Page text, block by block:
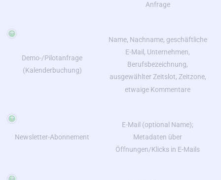
Anfrage
Demo-/Pilotanfrage
(Kalenderbuchung)
Name, Nachname, geschäftliche
E-Mail, Unternehmen,
Berufsbezeichnung,
ausgewählter Zeitslot, Zeitzone,
etwaige Kommentare
Newsletter-Abonnement
E-Mail (optional Name);
Metadaten über
Öffnungen/Klicks in E-Mails